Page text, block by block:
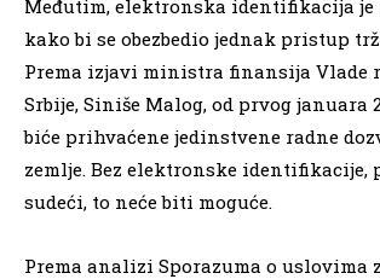
Međutim, elektronska identifikacija je
kako bi se obezbedio jednak pristup
Prema izjavi ministra finansija Vlade
Srbije, Siniše Malog, od prvog januara
biće prihvaćene jedinstvene radne
zemlje. Bez elektronske identifikacije,
sudeći, to neće biti moguće.
Prema analizi Sporazuma o uslovima